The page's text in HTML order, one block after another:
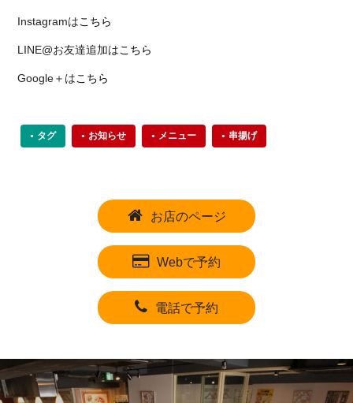
Instagramはこちら
LINE@お友達追加はこちら
Google＋はこちら
タグ お知らせ メニュー 串揚げ
お店のページ
Webで予約
電話で予約